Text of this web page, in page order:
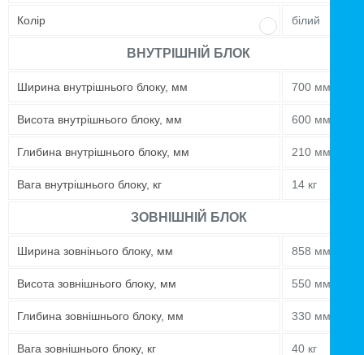
Колір білий
ВНУТРІШНІЙ БЛОК
Ширина внутрішнього блоку, мм 700 мм
Висота внутрішнього блоку, мм 600 мм
Глибина внутрішнього блоку, мм 210 мм
Вага внутрішнього блоку, кг 14 кг
ЗОВНІШНІЙ БЛОК
Ширина зовнінього блоку, мм 858 мм
Висота зовнішнього блоку, мм 550 мм
Глибина зовнішнього блоку, мм 330 мм
Вага зовнішнього блоку, кг 40 кг